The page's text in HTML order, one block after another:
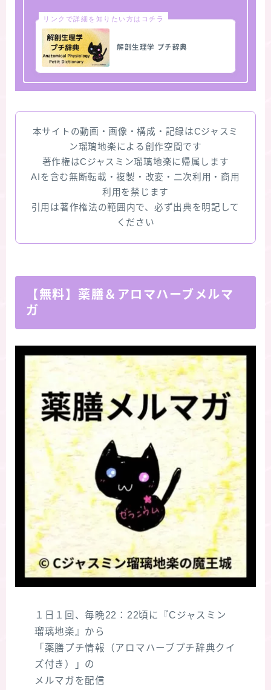
リンクで詳細を知りたい方はコチラ
解剖生理学 プチ辞典
本サイトの動画・画像・構成・記録はCジャスミ
ン瑠璃地楽による創作空間です
著作権はCジャスミン瑠璃地楽に帰属します
AIを含む無断転載・複製・改変・二次利用・商用
利用を禁じます
引用は著作権法の範囲内で、必ず出典を明記して
ください
【無料】薬膳＆アロマハーブメルマ
ガ
１日１回、毎晩22：22頃に『Cジャスミン
瑠璃地楽』から
「薬膳プチ情報（アロマハーブプチ辞典クイ
ズ付き）」の
メルマガを配信